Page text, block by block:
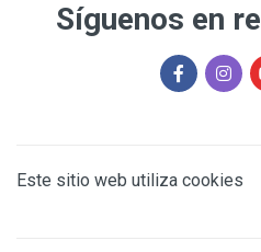
Síguenos en
Este sitio web utiliza cookies